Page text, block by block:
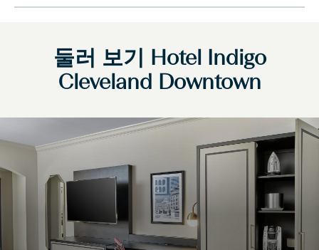
둘러 보기
Hotel Indigo
Cleveland Downtown